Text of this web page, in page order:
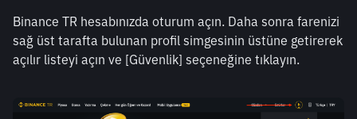
Binance TR hesabınızda oturum açın. Daha sonra farenizi
sağ üst tarafta bulunan profil simgesinin üstüne getirerek
açılır listeyi açın ve [Güvenlik] seçeneğine tıklayın.